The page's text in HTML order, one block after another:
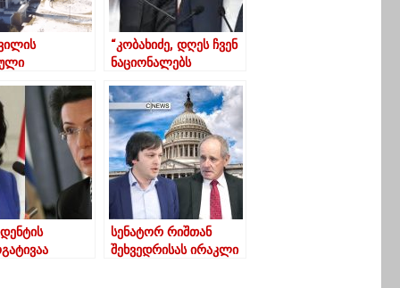
“კობახიძე, დღეს ჩვენ
ნაციონალებს
სენატორ რიშთან
შეხვედრისას ირაკლი